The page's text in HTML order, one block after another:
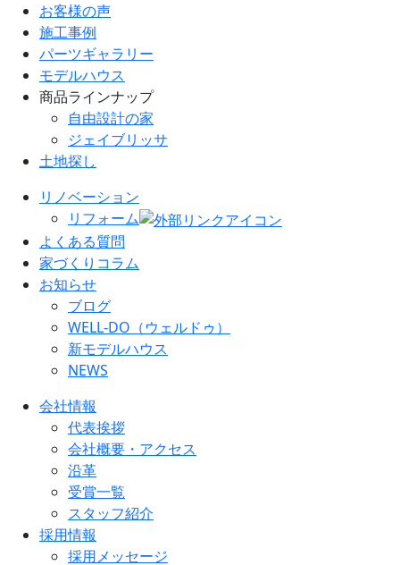
お客様の声
施工事例
パーツギャラリー
モデルハウス
商品ラインナップ
自由設計の家
ジェイブリッサ
土地探し
リノベーション
リフォーム
よくある質問
家づくりコラム
お知らせ
ブログ
WELL-DO（ウェルドゥ）
新モデルハウス
NEWS
会社情報
代表挨拶
会社概要・アクセス
沿革
受賞一覧
スタッフ紹介
採用情報
採用メッセージ